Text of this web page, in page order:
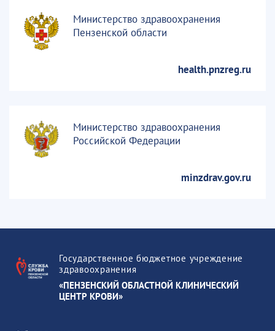
Министерство здравоохранения
Пензенской области
health.pnzreg.ru
Министерство здравоохранения
Российской Федерации
minzdrav.gov.ru
Государственное бюджетное учреждение
здравоохранения
«ПЕНЗЕНСКИЙ ОБЛАСТНОЙ КЛИНИЧЕСКИЙ
ЦЕНТР КРОВИ»